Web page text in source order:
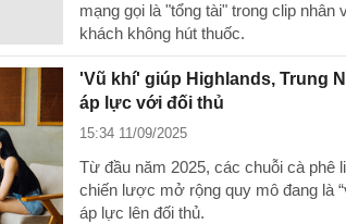
mạng gọi là "tổng tài" trong clip nhân
khách không hút thuốc.
'Vũ khí' giúp Highlands, Trung
áp lực với đối thủ
15:34 11/09/2025
Từ đầu năm 2025, các chuỗi cà phê
chiến lược mở rộng quy mô đang là
áp lực lên đối thủ.